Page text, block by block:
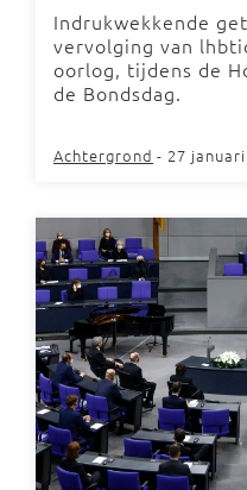
Indrukwekkende
vervolging van
oorlog, tijdens de
de Bondsdag.
Achtergrond - 27